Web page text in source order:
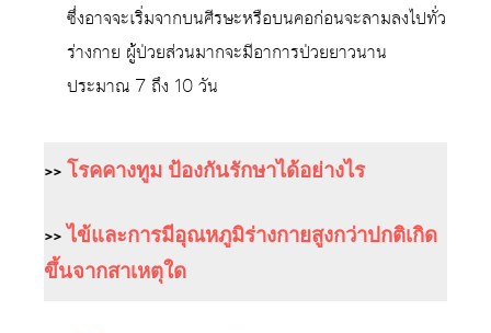
ซึ่งอาจจะเริ่มจากบนศีรษะหรือบนคอก่อนจะลามลงไปทั่ว
ร่างกาย ผู้ป่วยส่วนมากจะมีอาการป่วยยาวนาน
ประมาณ 7 ถึง 10 วัน
>> โรคคางทูม ป้องกันรักษาได้อย่างไร
>>ไข้และการมีอุณหภูมิร่างกายสูงกว่าปกติเกิด
ขึ้นจากสาเหตุใด